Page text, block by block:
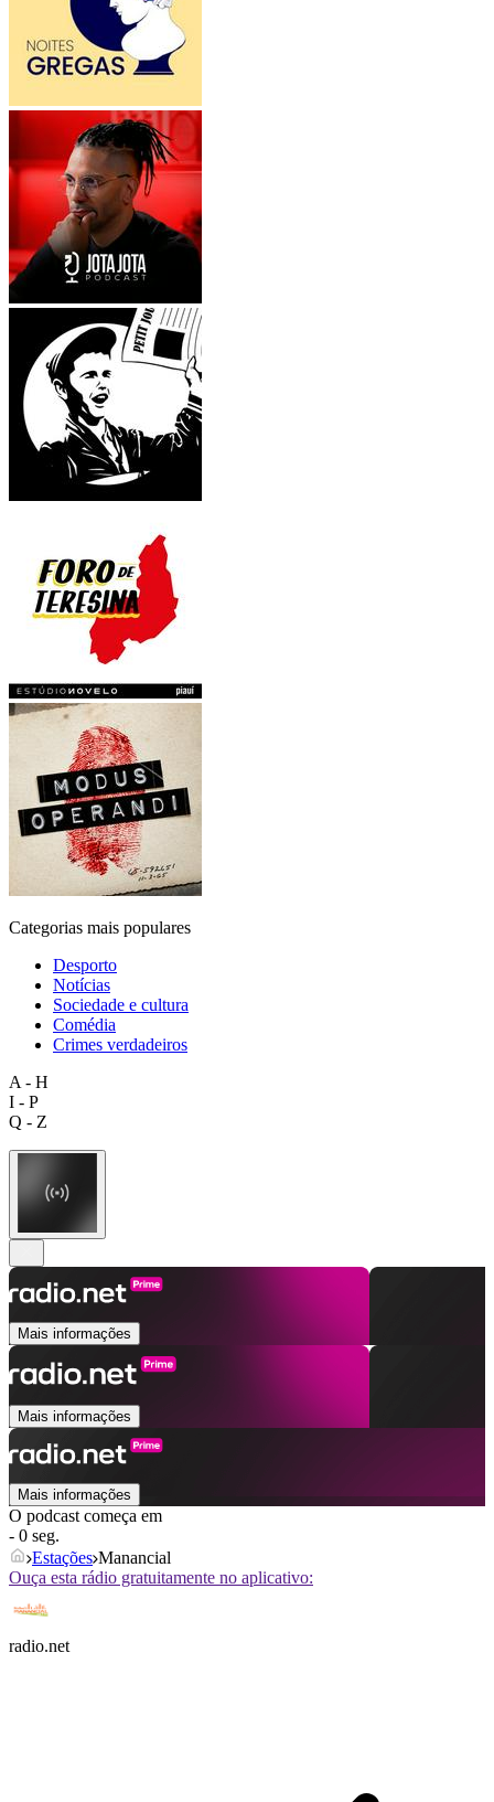
Categorias mais populares
Desporto
Notícias
Sociedade e cultura
Comédia
Crimes verdadeiros
A - H
I - P
Q - Z
Mais informações
Mais informações
Mais informações
O podcast começa em
- 0 seg.
Estações Manancial
Ouça esta rádio gratuitamente no aplicativo:
radio.net